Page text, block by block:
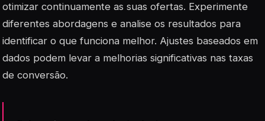
otimizar continuamente as suas ofertas. Experimente
diferentes abordagens e analise os resultados para
identificar o que funciona melhor. Ajustes baseados em
dados podem levar a melhorias significativas nas taxas
de conversão.